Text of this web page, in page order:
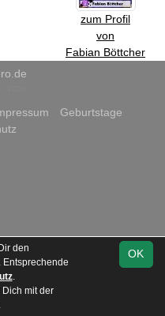
zum Profil
von
Fabian Böttcher
Geburtstage
OK
den
Entsprechende
.
mit der